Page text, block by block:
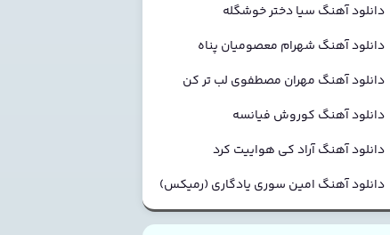
دانلود آهنگ سیا دختر خوشگله
دانلود آهنگ شهرام معصومیان پناه
دانلود آهنگ مهران مصطفوی لب تر کن
دانلود آهنگ کوروش فیانسه
دانلود آهنگ آراد کی هواییت کرد
دانلود آهنگ امین سوری یادگاری (رمیکس)